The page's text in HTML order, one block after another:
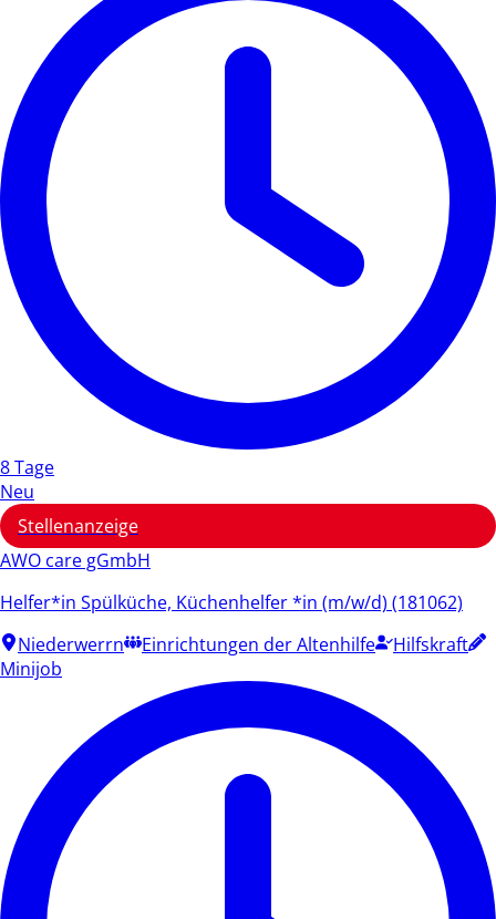
8 Tage
Neu
Stellenanzeige
AWO care gGmbH
Helfer*in Spülküche, Küchenhelfer *in (m/w/d) (181062)
Niederwerrn
Einrichtungen der Altenhilfe
Hilfskraft
Minijob